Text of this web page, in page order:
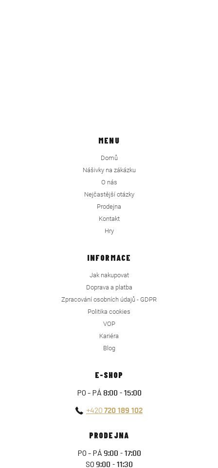
MENU
Domů
Nášivky na zákázku
O nás
Nejčastější otázky
Prodejna
Kontakt
Hry
INFORMACE
Jak nakupovat
Doprava a platba
Zpracování osobních údajů - GDPR
Politika cookies
VOP
Kariéra
Blog
E-SHOP
PO - PÁ 8:00 - 15:00
+420 720 189 102
PRODEJNA
PO - PÁ 9:00 - 17:00
SO 9:00 - 11:30